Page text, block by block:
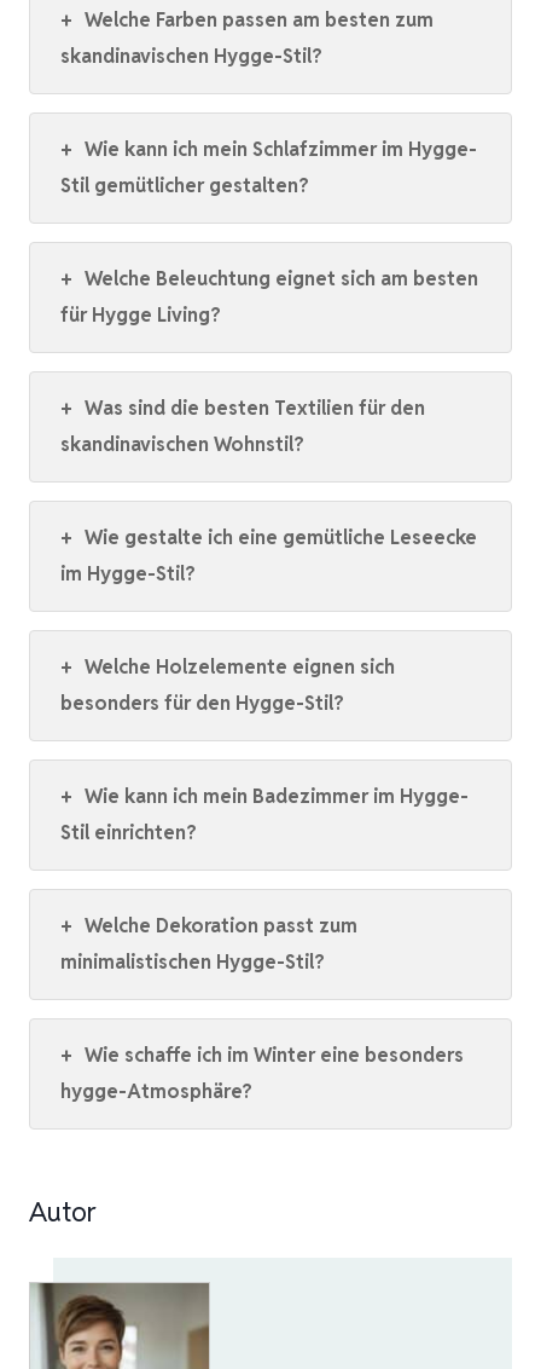
+ Welche Farben passen am besten zum
skandinavischen Hygge-Stil?
+ Wie kann ich mein Schlafzimmer im Hygge-
Stil gemütlicher gestalten?
+ Welche Beleuchtung eignet sich am besten
für Hygge Living?
+ Was sind die besten Textilien für den
skandinavischen Wohnstil?
+ Wie gestalte ich eine gemütliche Leseecke
im Hygge-Stil?
+ Welche Holzelemente eignen sich
besonders für den Hygge-Stil?
+ Wie kann ich mein Badezimmer im Hygge-
Stil einrichten?
+ Welche Dekoration passt zum
minimalistischen Hygge-Stil?
+ Wie schaffe ich im Winter eine besonders
hygge-Atmosphäre?
Autor